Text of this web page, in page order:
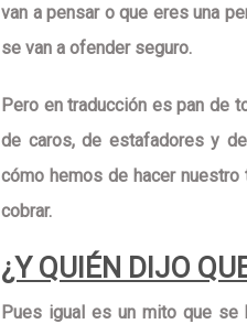
van a pensar o que eres una
se van a ofender seguro.
Pero en traducción es pan de
de caros, de estafadores y
cómo hemos de hacer
cobrar.
¿Y QUIÉN DIJO
Pues igual es un mito que se